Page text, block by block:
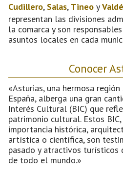
Cudillero, Salas, Tineo y
representan las divisiones
la comarca y son
asuntos locales en cada
Conocer
«Asturias, una hermosa
España, alberga una gran
Interés Cultural (BIC) que
patrimonio cultural. Estos
importancia histórica,
artística o científica, son
pasado y atractivos turísticos
de todo el mundo.»